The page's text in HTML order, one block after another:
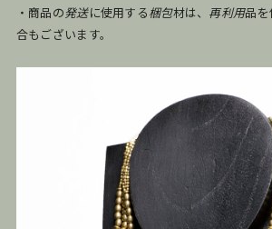
・商品の発送に使用する梱包材は、 再利用品
合もございます。